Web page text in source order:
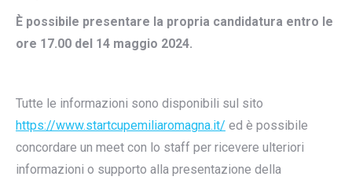
È possibile presentare la propria candidatura entro le
ore 17.00 del 14 maggio 2024.
Tutte le informazioni sono disponibili sul sito
https://www.startcupemiliaromagna.it/ ed è possibile
concordare un meet con lo staff per ricevere ulteriori
informazioni o supporto alla presentazione della